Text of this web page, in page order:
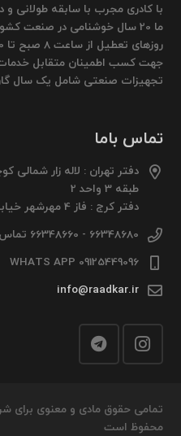
با کادری مجرب با سابقه
ما 20 سال خوشنامی در
جهت کسب اطمینان متقابل
تجهیزات صنعتی شامل یک سال
تماس باما
دفتر تهران : لاله زار
طبقه 3 واحد 2
دفتر کرج : فاز 4 مهرشهر خیابان 411 شرقی پلاک 114 واحد 1
66348680 - 66348660 تماس از 8 صبح تا 6 شب
09125449096 WHATS APP
info@raadkar.ir
تمامی حقوق مادی و معنوی برای
محفوظ است